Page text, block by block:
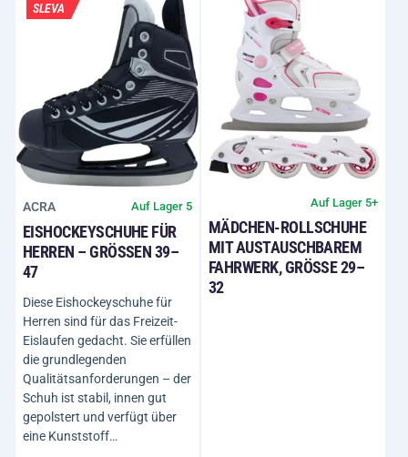
SLEVA
ACRA Auf Lager 5
EISHOCKEYSCHUHE FÜR
HERREN – GRÖSSEN 39–4
7
Diese Eishockeyschuhe für
Herren sind für das Freizeit-
Eislaufen gedacht. Sie erfüllen
die grundlegenden
Qualitätsanforderungen – der
Schuh ist stabil, innen gut
gepolstert und verfügt über
eine Kunststoff…
Auf Lager 5+
MÄDCHEN-ROLLSCHUHE
MIT AUSTAUSCHBAREM
FAHRWERK, GRÖSSE 29–3
2